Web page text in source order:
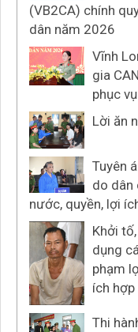
(VB2CA) chính
dân năm 2026
Vĩnh
gia
phục
Lời ăn
Tuyên
do dân
nước, quyền, lợi
Khởi
dụng
phạm
ích
Thi